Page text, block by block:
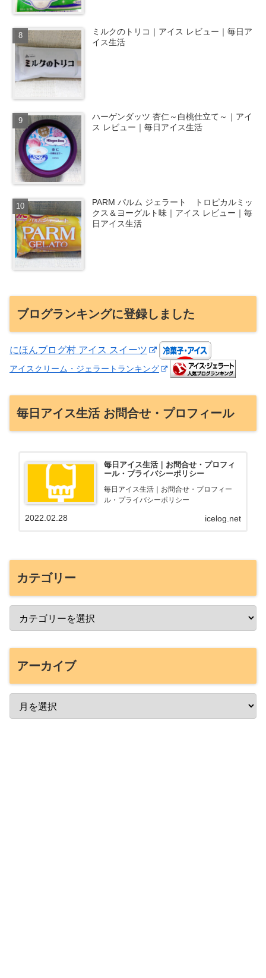
ミルクのトリコ｜アイス レビュー｜毎日ア
イス生活
ハーゲンダッツ 杏仁～白桃仕立て～｜アイ
ス レビュー｜毎日アイス生活
PARM パルム ジェラート トロピカルミッ
クス＆ヨーグルト味｜アイス レビュー｜毎
日アイス生活
ブログランキングに登録しました
にほんブログ村 アイス スイーツ
アイスクリーム・ジェラートランキング
毎日アイス生活 お問合せ・プロフィール
毎日アイス生活｜お問合せ・プロフィ
ール・プライバシーポリシー
毎日アイス生活｜お問合せ・プロフィー
ル・プライバシーポリシー
icelog.net
2022.02.28
カテゴリー
アーカイブ